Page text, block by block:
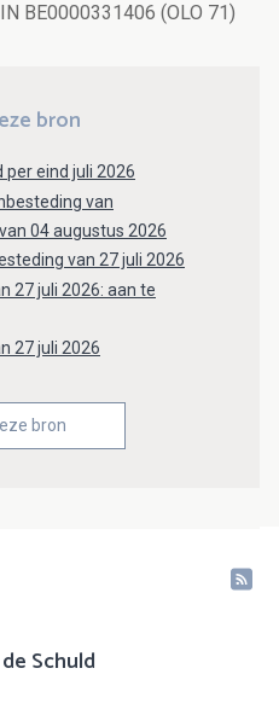
BE0000331406 (OLO 71)
bron
per eind juli 2026
van
04 augustus 2026
van 27 juli 2026
27 juli 2026: aan te
27 juli 2026
bron
Schuld